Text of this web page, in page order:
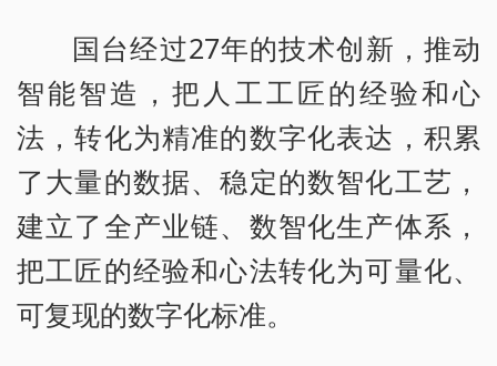
国台经过27年的技术创新，推动
智能智造，把人工工匠的经验和心
法，转化为精准的数字化表达，积累
了大量的数据、稳定的数智化工艺，
建立了全产业链、数智化生产体系，
把工匠的经验和心法转化为可量化、
可复现的数字化标准。